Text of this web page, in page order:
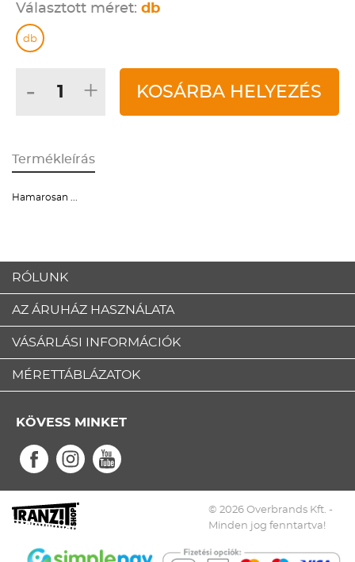
Választott méret: db
db
- + KOSÁRBA HELYEZÉS
Termékleírás
Hamarosan ...
RÓLUNK
AZ ÁRUHÁZ HASZNÁLATA
VÁSÁRLÁSI INFORMÁCIÓK
MÉRETTÁBLÁZATOK
KÖVESS MINKET
© 2026 Overbrands Kft. -
Minden jog fenntartva!